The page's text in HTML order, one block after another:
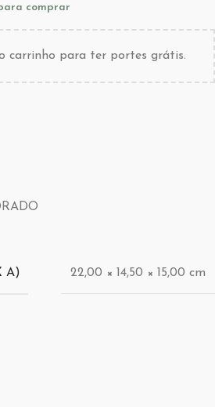
comprar
carrinho para ter portes grátis.
A) 22,00 × 14,50 × 15,00 cm